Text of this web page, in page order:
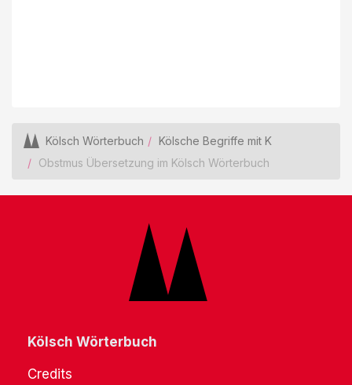
Kölsch Wörterbuch
Kölsche Begriffe mit K
Obstmus Übersetzung im Kölsch Wörterbuch
Kölsch Wörterbuch
Credits